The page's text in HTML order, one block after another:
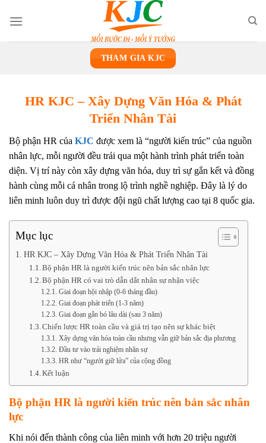
THAM GIA KJC
HR KJC – Xây Dựng Văn Hóa & Phát
Triển Nhân Tài
Bộ phận HR của KJC được xem là “người kiến trúc” của nguồn
nhân lực, mỗi người đều trải qua một hành trình phát triển toàn
diện. Vị trí này còn xây dựng văn hóa, duy trì sự gắn kết và đồng
hành cùng mỗi cá nhân trong lộ trình nghề nghiệp. Đây là lý do
liên minh luôn duy trì được đội ngũ chất lượng cao tại 8 quốc gia.
Mục lục
HR KJC – Xây Dựng Văn Hóa & Phát Triển Nhân Tài
Bộ phận HR là người kiến trúc nên bản sắc nhân lực
Bộ phận HR có vai trò dẫn dắt nhân sự nhận việc
Giai đoạn hội nhập (0-6 tháng đầu)
Giai đoạn phát triển (1-3 năm)
Giai đoạn gắn bó lâu dài (sau 3 năm)
Chiến lược HR toàn cầu và giá trị tạo nên sự khác biệt
Xây dựng văn hóa toàn cầu nhưng vẫn giữ bản sắc địa phương
Đầu tư vào trải nghiệm nhân sự
HR như “người giữ lửa” của cộng đồng
Kết luận
Bộ phận HR là người kiến trúc nên bản sắc nhân
lực
Khi nói đến thành công của liên minh với hơn 20 triệu người